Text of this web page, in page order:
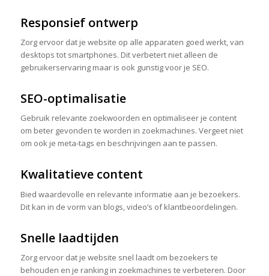
Responsief ontwerp
Zorg ervoor dat je website op alle apparaten goed werkt, van
desktops tot smartphones. Dit verbetert niet alleen de
gebruikerservaring maar is ook gunstig voor je SEO.
SEO-optimalisatie
Gebruik relevante zoekwoorden en optimaliseer je content
om beter gevonden te worden in zoekmachines. Vergeet niet
om ook je meta-tags en beschrijvingen aan te passen.
Kwalitatieve content
Bied waardevolle en relevante informatie aan je bezoekers.
Dit kan in de vorm van blogs, video’s of klantbeoordelingen.
Snelle laadtijden
Zorg ervoor dat je website snel laadt om bezoekers te
behouden en je ranking in zoekmachines te verbeteren. Door